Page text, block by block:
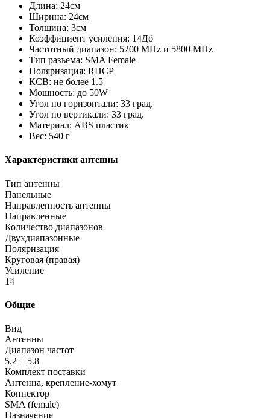
Длина: 24см
Ширина: 24см
Толщина: 3см
Коэффициент усиления: 14Дб
Частотный диапазон: 5200 MHz и 5800 MHz
Тип разъема: SMA Female
Поляризация: RHCP
КСВ: не более 1.5
Мощность: до 50W
Угол по горизонтали: 33 град.
Угол по вертикали: 33 град.
Материал: ABS пластик
Вес: 540 г
Характеристики антенны
Тип антенны
Панельные
Направленность антенны
Направленные
Количество диапазонов
Двухдиапазонные
Поляризация
Круговая (правая)
Усиление
14
Общие
Вид
Антенны
Диапазон частот
5.2 + 5.8
Комплект поставки
Антенна, крепление-хомут
Коннектор
SMA (female)
Назначение